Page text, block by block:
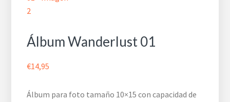
Álbum Wanderlust 01
€14,95
Álbum para foto tamaño 10×15 con capacidad de